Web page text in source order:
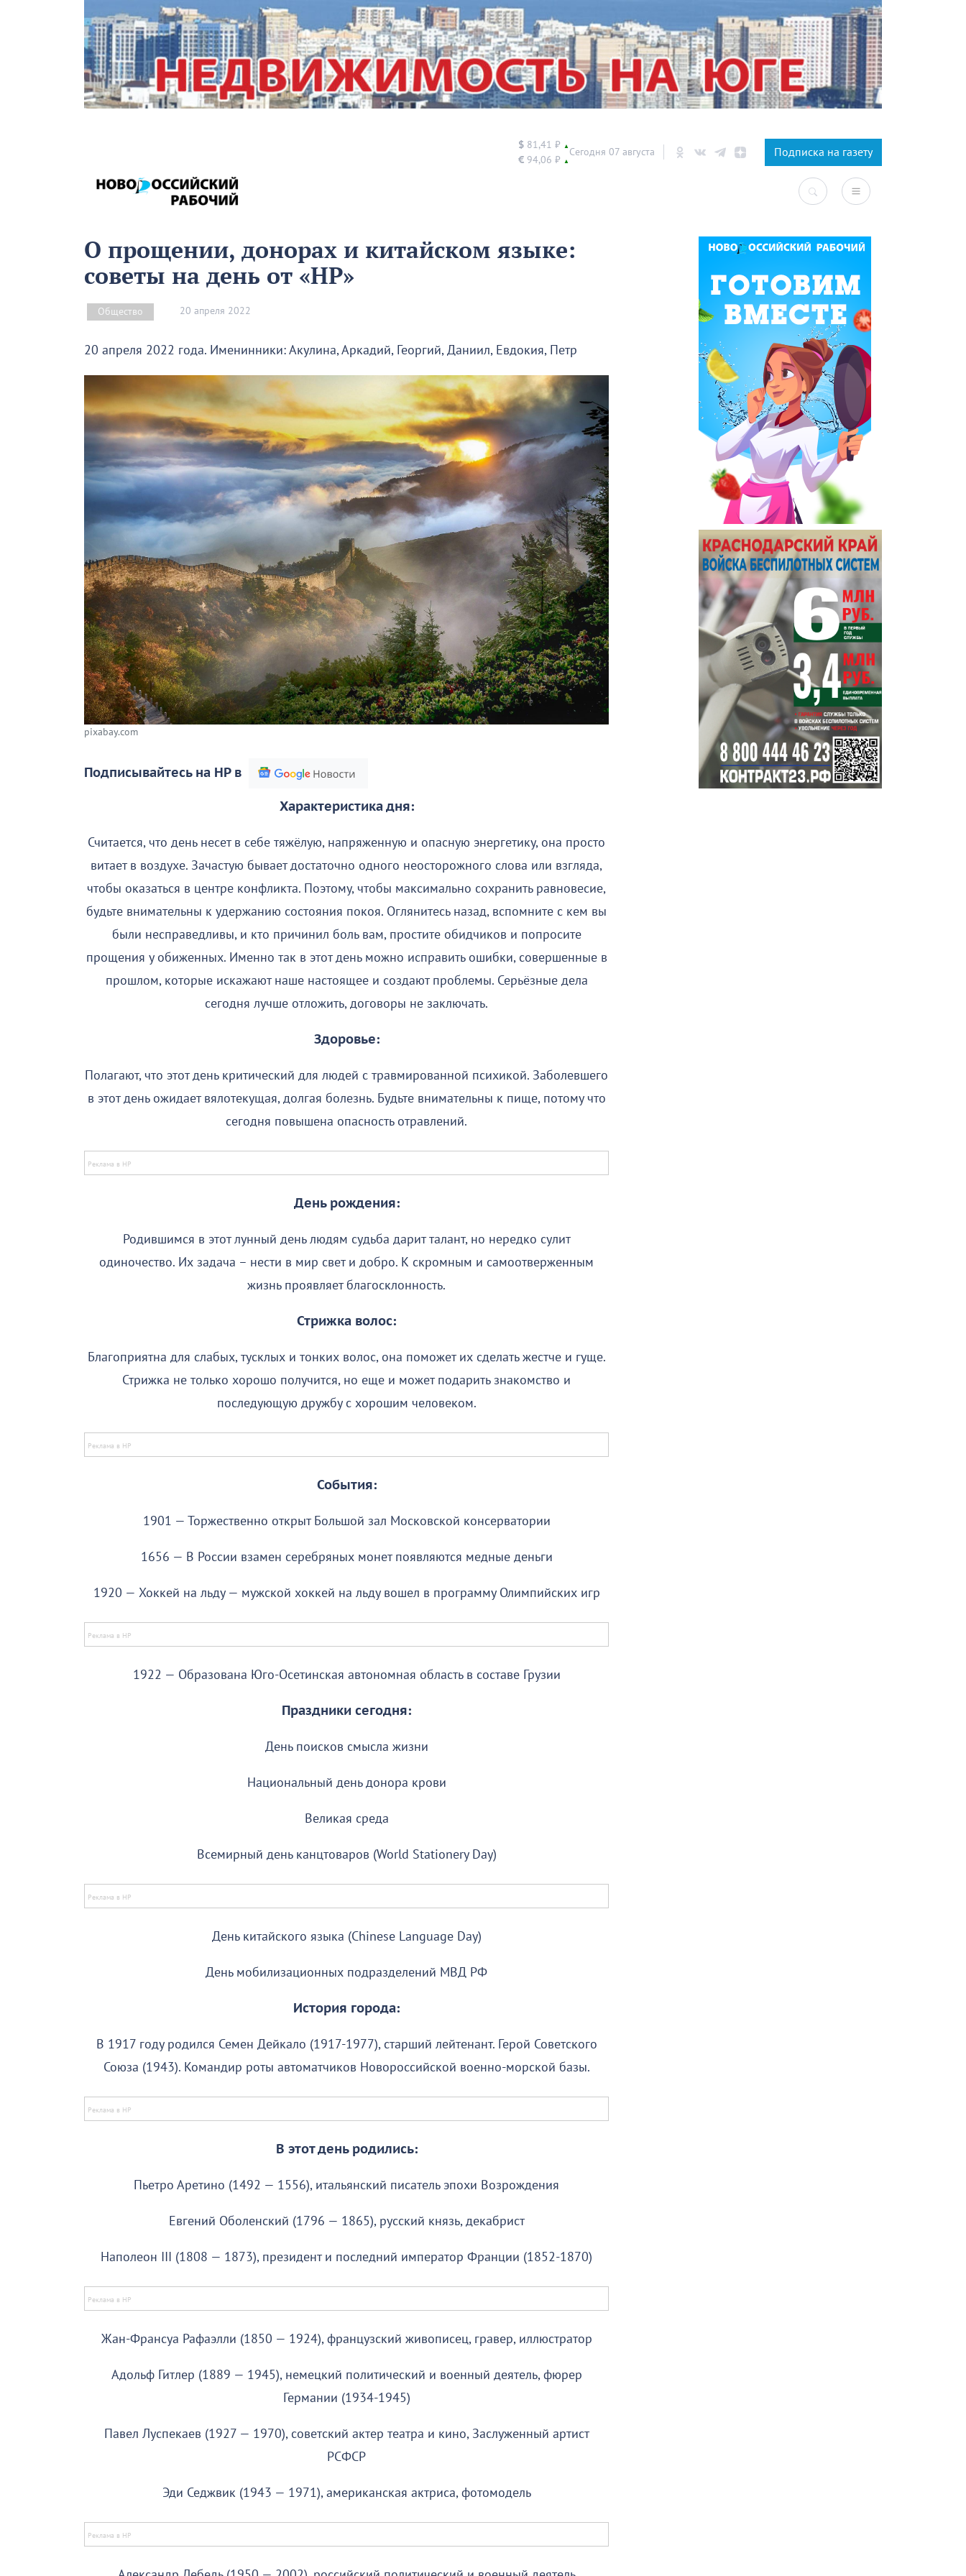
$ 81,41 ₽ ▲
€ 94,06 ₽ ▲
Сегодня 07 августа Подписка на газету
О прощении, донорах и китайском языке:
советы на день от «НР»
Общество 20 апреля 2022
20 апреля 2022 года. Именинники: Акулина, Аркадий, Георгий, Даниил, Евдокия, Петр
pixabay.com
Подписывайтесь на НР в
Характеристика дня:
Считается, что день несет в себе тяжёлую, напряженную и опасную энергетику, она просто
витает в воздухе. Зачастую бывает достаточно одного неосторожного слова или взгляда,
чтобы оказаться в центре конфликта. Поэтому, чтобы максимально сохранить равновесие,
будьте внимательны к удержанию состояния покоя. Оглянитесь назад, вспомните с кем вы
были несправедливы, и кто причинил боль вам, простите обидчиков и попросите
прощения у обиженных. Именно так в этот день можно исправить ошибки, совершенные в
прошлом, которые искажают наше настоящее и создают проблемы. Серьёзные дела
сегодня лучше отложить, договоры не заключать.
Здоровье:
Полагают, что этот день критический для людей с травмированной психикой. Заболевшего
в этот день ожидает вялотекущая, долгая болезнь. Будьте внимательны к пище, потому что
сегодня повышена опасность отравлений.
День рождения:
Родившимся в этот лунный день людям судьба дарит талант, но нередко сулит
одиночество. Их задача – нести в мир свет и добро. К скромным и самоотверженным
жизнь проявляет благосклонность.
Стрижка волос:
Благоприятна для слабых, тусклых и тонких волос, она поможет их сделать жестче и гуще.
Стрижка не только хорошо получится, но еще и может подарить знакомство и
последующую дружбу с хорошим человеком.
События:
1901 — Торжественно открыт Большой зал Московской консерватории
1656 — В России взамен серебряных монет появляются медные деньги
1920 — Хоккей на льду — мужской хоккей на льду вошел в программу Олимпийских игр
1922 — Образована Юго-Осетинская автономная область в составе Грузии
Праздники сегодня:
День поисков смысла жизни
Национальный день донора крови
Великая среда
Всемирный день канцтоваров (World Stationery Day)
День китайского языка (Chinese Language Day)
День мобилизационных подразделений МВД РФ
История города:
В 1917 году родился Семен Дейкало (1917-1977), старший лейтенант. Герой Советского
Союза (1943). Командир роты автоматчиков Новороссийской военно-морской базы.
В этот день родились:
Пьетро Аретино (1492 — 1556), итальянский писатель эпохи Возрождения
Евгений Оболенский (1796 — 1865), русский князь, декабрист
Наполеон III (1808 — 1873), президент и последний император Франции (1852-1870)
Жан-Франсуа Рафаэлли (1850 — 1924), французский живописец, гравер, иллюстратор
Адольф Гитлер (1889 — 1945), немецкий политический и военный деятель, фюрер
Германии (1934-1945)
Павел Луспекаев (1927 — 1970), советский актер театра и кино, Заслуженный артист
РСФСР
Эди Седжвик (1943 — 1971), американская актриса, фотомодель